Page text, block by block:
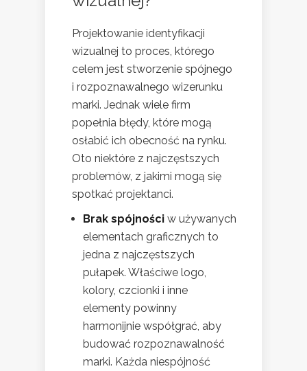
Projektowanie identyfikacji
wizualnej to proces, którego
celem jest stworzenie spójnego
i rozpoznawalnego wizerunku
marki. Jednak wiele firm
popełnia błędy, które mogą
osłabić ich obecność na rynku.
Oto niektóre z najczęstszych
problemów, z jakimi mogą się
spotkać projektanci.
Brak spójności w używanych
elementach graficznych to
jedna z najczęstszych
pułapek. Właściwe logo,
kolory, czcionki i inne
elementy powinny
harmonijnie współgrać, aby
budować rozpoznawalność
marki. Każda niespójność